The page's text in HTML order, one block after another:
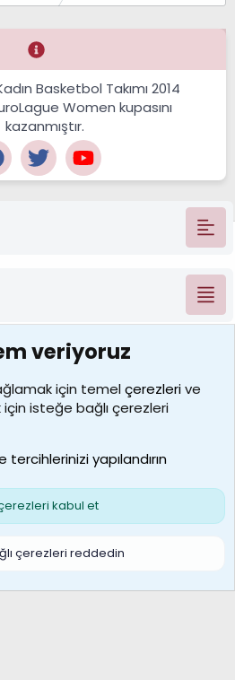
Basketbol Takımı 2014
Women kupasını
kazanmıştır.
S
veriyoruz
için temelçerezlerive
isteğe bağlı çerezleri
yapılandırın
kabul et
çerezleri reddedin